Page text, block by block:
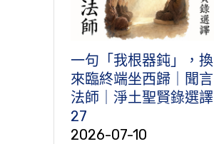
一句「我根器鈍」，換
來臨終端坐西歸｜聞言
法師｜淨土聖賢錄選譯
27
2026-07-10